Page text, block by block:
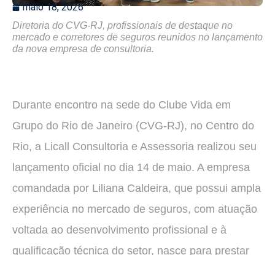
maio 18, 2026
Diretoria do CVG-RJ, profissionais de destaque no
mercado e corretores de seguros reunidos no lançamento
da nova empresa de consultoria.
Durante encontro na sede do Clube Vida em
Grupo do Rio de Janeiro (CVG-RJ), no Centro do
Rio, a Licall Consultoria e Assessoria realizou seu
lançamento oficial no dia 14 de maio. A empresa
comandada por Liliana Caldeira, que possui ampla
experiência no mercado de seguros, com atuação
voltada ao desenvolvimento profissional e à
qualificação técnica do setor, nasce para prestar